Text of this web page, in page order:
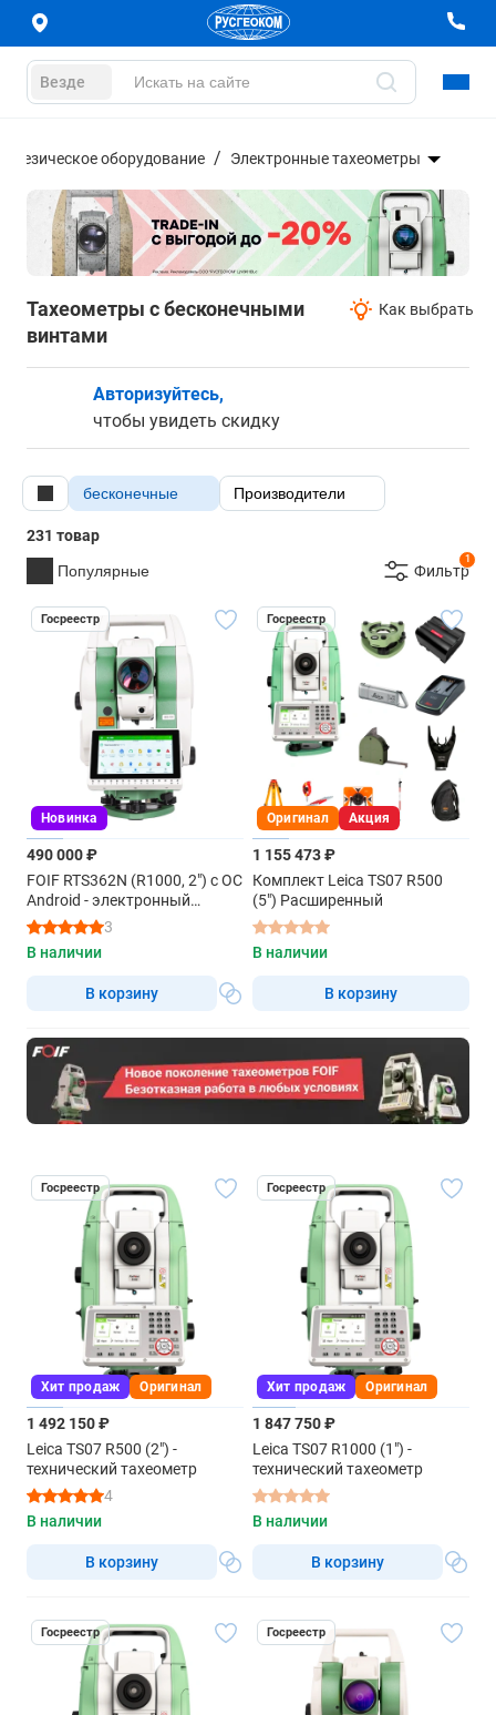
Везде
оборудование Электронные тахеометры
Тахеометры с бесконечными
винтами
Как выбрать
Авторизуйтесь,
чтобы увидеть скидку
бесконечные Производители
231 товар
Популярные
1
Фильтр
Госреестр
Новинка
490 000 ₽
FOIF RTS362N (R1000, 2") с ОС
Android - электронный
тахеометр3
В наличии
В корзину
Госреестр
Оригинал Акция
1 155 473 ₽
Комплект Leica TS07 R500
(5") Расширенный
В наличии
В корзину
Госреестр
Хит продаж Оригинал
1 492 150 ₽
Leica TS07 R500 (2") -
технический тахеометр
4
В наличии
В корзину
Госреестр
Хит продаж Оригинал
1 847 750 ₽
Leica TS07 R1000 (1") -
технический тахеометр
В наличии
В корзину
Госреестр Госреестр